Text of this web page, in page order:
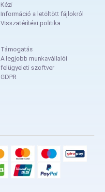
Kézi
Információ a letöltött fájlokról
Visszatérítési politika
Támogatás
A legjobb munkavállalói
felügyeleti szoftver
GDPR